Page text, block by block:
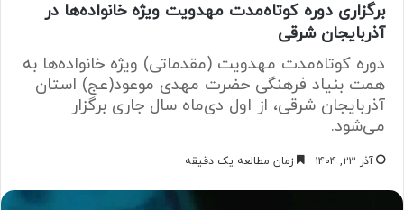
برگزاری دوره کوتاه‌مدت مهدویت ویژه خانواده‌ها در
آذربایجان شرقی
دوره کوتاه‌مدت مهدویت (مقدماتی) ویژه خانواده‌ها به
همت بنیاد فرهنگی حضرت مهدی موعود(عج) استان
آذربایجان شرقی، از اول دی‌ماه سال جاری برگزار
می‌شود.
آذر ۲۳, ۱۴۰۴ زمان مطالعه یک دقیقه